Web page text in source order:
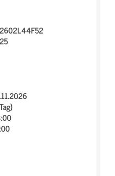
2602L44F52
25